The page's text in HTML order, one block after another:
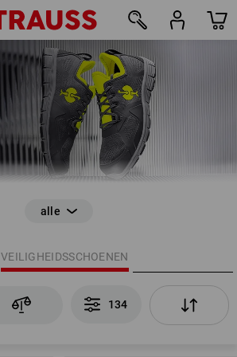
VEILIGHEIDSSCHOENEN
134
134